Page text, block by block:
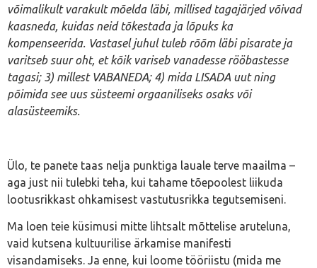
võimalikult varakult mõelda läbi, millised tagajärjed võivad
kaasneda, kuidas neid tõkestada ja lõpuks ka
kompenseerida. Vastasel juhul tuleb rõõm läbi pisarate ja
varitseb suur oht, et kõik variseb vanadesse rööbastesse
tagasi; 3) millest VABANEDA; 4) mida LISADA uut ning
põimida see uus süsteemi orgaaniliseks osaks või
alasüsteemiks.
Ülo, te panete taas nelja punktiga lauale terve maailma –
aga just nii tulebki teha, kui tahame tõepoolest liikuda
lootusrikkast ohkamisest vastutusrikka tegutsemiseni.
Ma loen teie küsimusi mitte lihtsalt mõttelise aruteluna,
vaid kutsena kultuurilise ärkamise manifesti
visandamiseks. Ja enne, kui loome tööriistu (mida me